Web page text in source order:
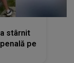
stârnit
pe